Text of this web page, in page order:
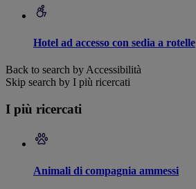
Hotel ad accesso con sedia a rotelle
Back to search by Accessibilità
Skip search by I più ricercati
I più ricercati
Animali di compagnia ammessi